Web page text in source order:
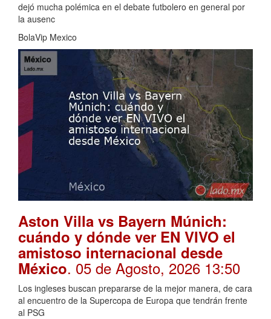
dejó mucha polémica en el debate futbolero en general por
la ausenc
BolaVip Mexico
Aston Villa vs Bayern Múnich:
cuándo y dónde ver EN VIVO el
amistoso internacional desde
México. 05 de Agosto, 2026 13:50
Los ingleses buscan prepararse de la mejor manera, de cara
al encuentro de la Supercopa de Europa que tendrán frente
al PSG